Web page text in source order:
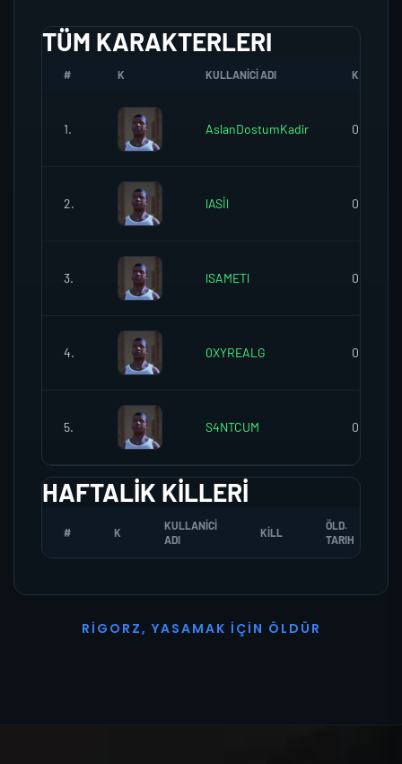
TÜM KARAKTERLERI
# K KULLANICI ADI K.SEREFI
1. AslanDostumKadir 0
2. lASİl 0
3. lSAMETl 0
4. 0XYREALG 0
5. S4NTCUM 0
HAFTALIK KILLERI
# K
KULLANICI
ADI
KILL
ÖLD.
TARIH
R I G O R Z, YASAMAK İ ÇI N Ö L D Ü R